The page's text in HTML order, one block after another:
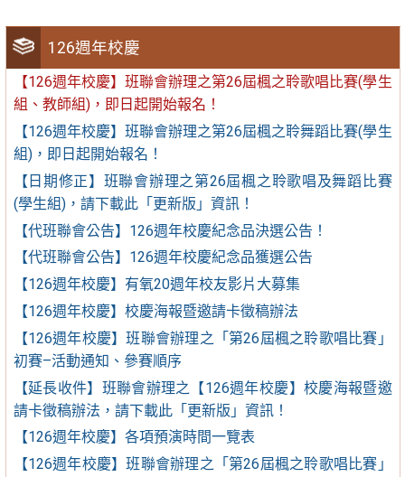
126週年校慶
【126週年校慶】班聯會辦理之第26屆楓之聆歌唱比賽(學生
組、教師組)，即日起開始報名！
【126週年校慶】班聯會辦理之第26屆楓之聆舞蹈比賽(學生
組)，即日起開始報名！
【日期修正】班聯會辦理之第26屆楓之聆歌唱及舞蹈比賽
(學生組)，請下載此「更新版」資訊！
【代班聯會公告】126週年校慶紀念品決選公告！
【代班聯會公告】126週年校慶紀念品獲選公告
【126週年校慶】有氧20週年校友影片大募集
【126週年校慶】校慶海報暨邀請卡徵稿辦法
【126週年校慶】班聯會辦理之「第26屆楓之聆歌唱比賽」
初賽–活動通知、參賽順序
【延長收件】班聯會辦理之【126週年校慶】校慶海報暨邀
請卡徵稿辦法，請下載此「更新版」資訊！
【126週年校慶】各項預演時間一覽表
【126週年校慶】班聯會辦理之「第26屆楓之聆歌唱比賽」